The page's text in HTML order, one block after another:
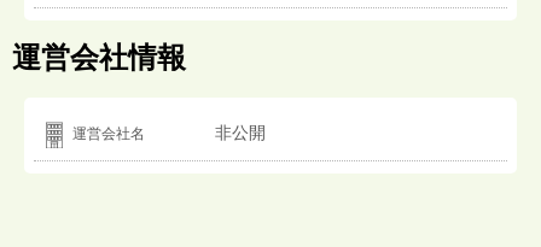
運営会社情報
運営会社名 非公開